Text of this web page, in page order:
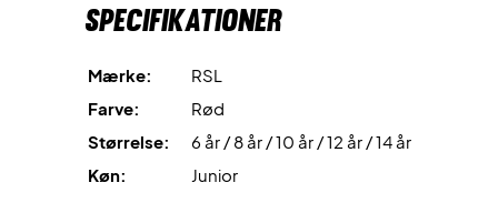
Specifikationer
Mærke:
RSL
Farve:
Rød
Størrelse:
6 år / 8 år / 10 år / 12 år / 14 år
Køn:
Junior